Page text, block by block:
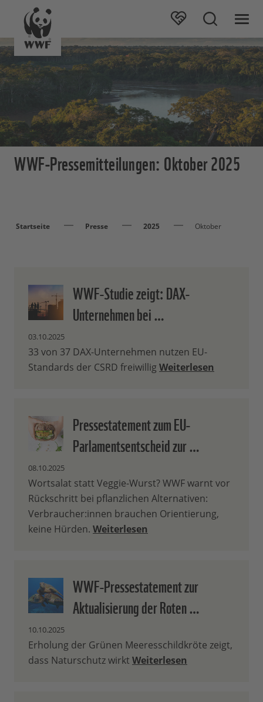
WWF-Pressemitteilungen: Oktober 2025
Startseite Presse 2025 Oktober
WWF-Studie zeigt: DAX-
Unternehmen bei …
03.10.2025
33 von 37 DAX-Unternehmen nutzen EU-
Standards der CSRD freiwilligWeiterlesen
Pressestatement zum EU-
Parlamentsentscheid zur …
08.10.2025
Wortsalat statt Veggie-Wurst? WWF warnt vor
Rückschritt bei pflanzlichen Alternativen:
Verbraucher:innen brauchen Orientierung,
keine Hürden. Weiterlesen
WWF-Pressestatement zur
Aktualisierung der Roten …
10.10.2025
Erholung der Grünen Meeresschildkröte zeigt,
dass Naturschutz wirkt Weiterlesen